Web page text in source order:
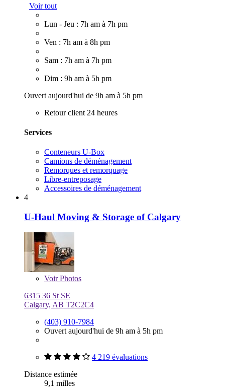
Voir tout
Lun - Jeu : 7h am à 7h pm
Ven : 7h am à 8h pm
Sam : 7h am à 7h pm
Dim : 9h am à 5h pm
Ouvert aujourd'hui de 9h am à 5h pm
Retour client 24 heures
Services
Conteneurs U-Box
Camions de déménagement
Remorques et remorquage
Libre-entreposage
Accessoires de déménagement
4
U-Haul Moving & Storage of Calgary
VoirPhotos
6315 36 St SE
Calgary, AB T2C2C4
(403) 910-7984
Ouvert aujourd'hui de 9h am à 5h pm
4 219 évaluations
Distance estimée
9,1 milles